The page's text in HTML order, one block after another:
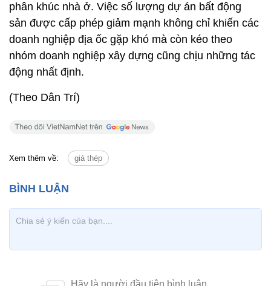
phân khúc nhà ở. Việc số lượng dự án bất động
sản được cấp phép giảm mạnh không chỉ khiến các
doanh nghiệp địa ốc gặp khó mà còn kéo theo
nhóm doanh nghiệp xây dựng cũng chịu những tác
động nhất định.
(Theo Dân Trí)
Xem thêm về: giá thép